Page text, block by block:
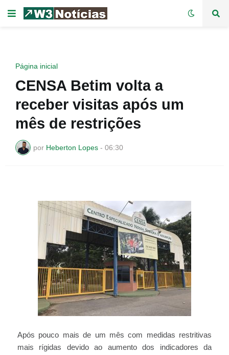
Página inicial
CENSA Betim volta a
receber visitas após um
mês de restrições
por Heberton Lopes - 06:30
Após pouco mais de um mês com medidas restritivas
mais rígidas devido ao aumento dos indicadores da